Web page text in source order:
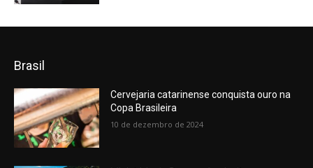
Brasil
Cervejaria catarinense conquista ouro na
Copa Brasileira
10 de dezembro de 2024